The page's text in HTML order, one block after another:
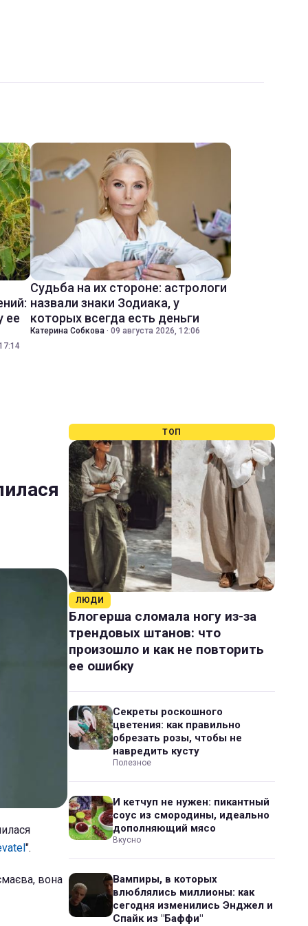
ее
Судьба на их стороне: астрологи
назвали знаки Зодиака, у
которых всегда есть деньги
Катерина Собкова · 09 августа 2026, 12:06
".
вона
ТОП
ЛЮДИ
Блогерша сломала ногу из-за
трендовых штанов: что
произошло и как не повторить
ее ошибку
Секреты роскошного
цветения: как правильно
обрезать розы, чтобы не
навредить кусту
Полезное
И кетчуп не нужен: пикантный
соус из смородины, идеально
дополняющий мясо
Вкусно
Вампиры, в которых
влюблялись миллионы: как
сегодня изменились Энджел и
Спайк из "Баффи"